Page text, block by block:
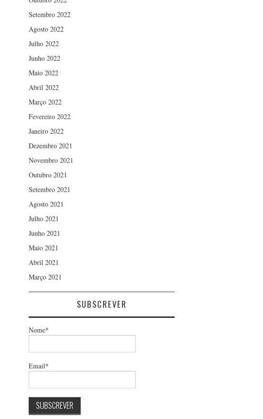
Setembro 2022
Agosto 2022
Julho 2022
Junho 2022
Maio 2022
Abril 2022
Março 2022
Fevereiro 2022
Janeiro 2022
Dezembro 2021
Novembro 2021
Outubro 2021
Setembro 2021
Agosto 2021
Julho 2021
Junho 2021
Maio 2021
Abril 2021
Março 2021
SUBSCREVER
Nome*
Email*